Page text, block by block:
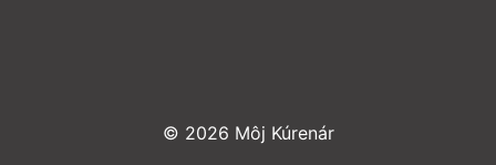
© 2026 Môj Kúrenár